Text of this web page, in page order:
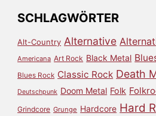
SCHLAGWÖRTER
Alt-Country Alternative
Americana Art Rock Black Metal
Blues Rock Classic Rock Death
Deutschpunk Doom Metal Folk
Grindcore Grunge Hardcore Hard